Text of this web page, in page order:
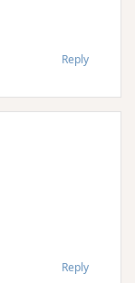
Reply
Reply